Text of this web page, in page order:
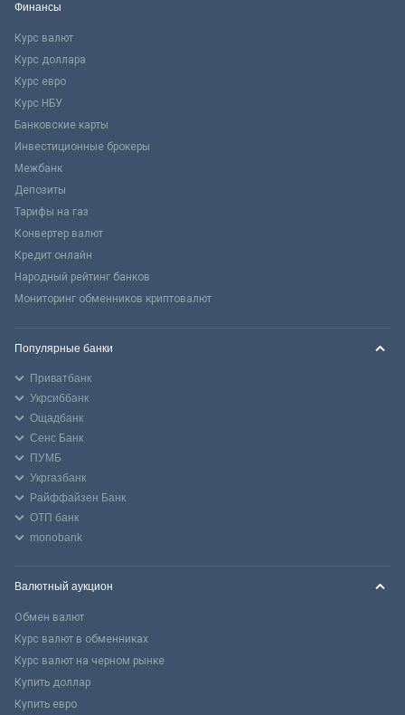
Финансы
Курс валют
Курс доллара
Курс евро
Курс НБУ
Банковские карты
Инвестиционные брокеры
Межбанк
Депозиты
Тарифы на газ
Конвертер валют
Кредит онлайн
Народный рейтинг банков
Мониторинг обменников криптовалют
Популярные банки
Приватбанк
Укрсиббанк
Ощадбанк
Сенс Банк
ПУМБ
Укргазбанк
Райффайзен Банк
ОТП банк
monobank
Валютный аукцион
Обмен валют
Курс валют в обменниках
Курс валют на черном рынке
Купить доллар
Купить евро